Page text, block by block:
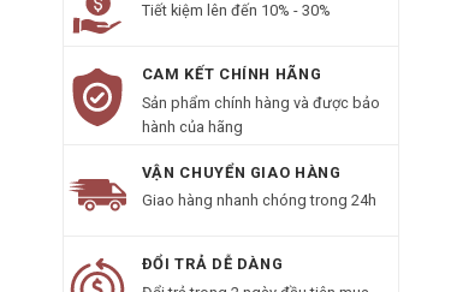
Tiết kiệm lên đến 10% - 30%
CAM KẾT CHÍNH HÃNG
Sản phẩm chính hàng và được bảo
hành của hãng
VẬN CHUYỂN GIAO HÀNG
Giao hàng nhanh chóng trong 24h
ĐỔI TRẢ DỄ DÀNG